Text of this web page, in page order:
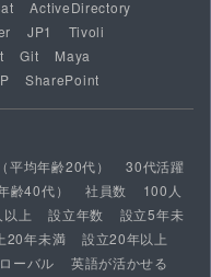
ActiveDirectory
JP1
Tivoli
Git
Maya
SharePoint
平均年齢20代）
30代活躍
齢40代） 社員数
100人
上 設立年数
設立5年未
20年未満
設立20年以上
ーバル
英語が活かせる